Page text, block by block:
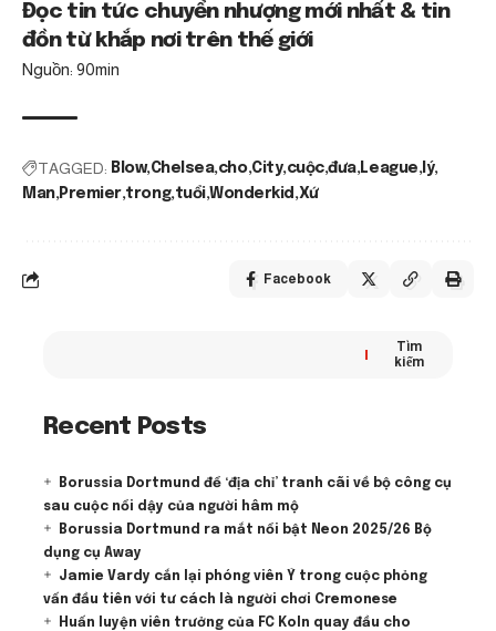
Đọc tin tức chuyển nhượng mới nhất & tin
đồn từ khắp nơi trên thế giới
Nguồn: 90min
TAGGED: Blow Chelsea cho City cuộc đưa League lý
Man Premier trong tuổi Wonderkid Xứ
Facebook
Tìm
kiếm
Recent Posts
Borussia Dortmund để ‘địa chỉ’ tranh cãi về bộ công cụ
sau cuộc nổi dậy của người hâm mộ
Borussia Dortmund ra mắt nổi bật Neon 2025/26 Bộ
dụng cụ Away
Jamie Vardy cắn lại phóng viên Ý trong cuộc phỏng
vấn đầu tiên với tư cách là người chơi Cremonese
Huấn luyện viên trưởng của FC Koln quay đầu cho